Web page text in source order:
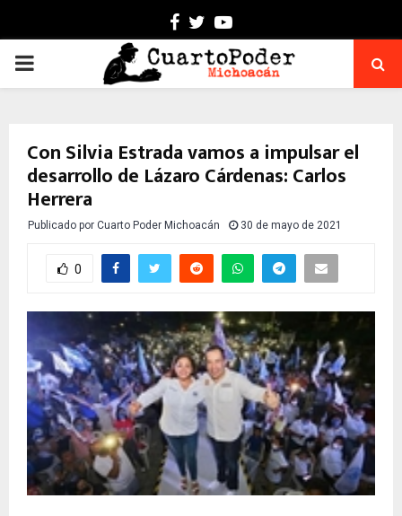
Facebook
TwitterYoutube
PRIMARY
Con Silvia Estrada vamos a impulsar el
desarrollo de Lázaro Cárdenas: Carlos
Herrera
Publicado por Cuarto Poder Michoacán 30 de mayo de 2021
0